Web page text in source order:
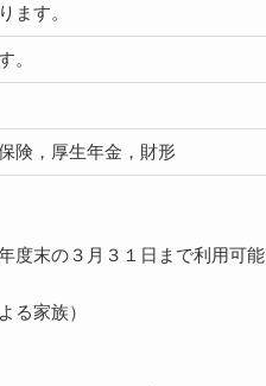
ます。
。
険，厚生年金，財形
度末の３月３１日まで利用可能
る家族）